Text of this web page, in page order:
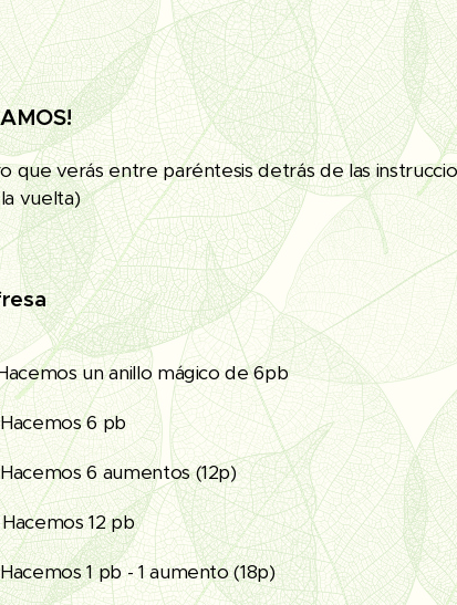
que verás entre paréntesis detrás de las
vuelta)
un anillo mágico de 6pb
6 pb
6 aumentos (12p)
Hacemos 12 pb
Hacemos 1 pb - 1 aumento (18p)